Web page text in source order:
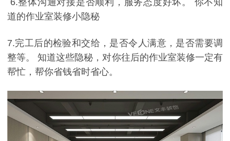
6.整体沟通对接是否顺利，服务态度好坏。 你不知
道的作业室装修小隐秘
7.完工后的检验和交给，是否令人满意，是否需要调
整等。 知道这些隐秘，对你往后的作业室装修一定有
帮忙，帮你省钱省时省心。